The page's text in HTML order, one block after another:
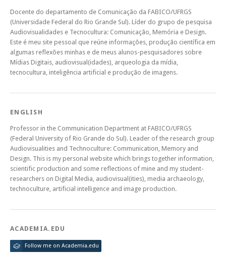
Docente do departamento de Comunicação da FABICO/UFRGS
(Universidade Federal do Rio Grande Sul). Líder do grupo de pesquisa
Audiovisualidades e Tecnocultura: Comunicação, Memória e Design.
Este é meu site pessoal que reúne informações, produção científica em
algumas reflexões minhas e de meus alunos-pesquisadores sobre
Mídias Digitais, audiovisual(idades), arqueologia da mídia,
tecnocultura, inteligência artificial e produção de imagens.
ENGLISH
Professor in the Communication Department at FABICO/UFRGS
(Federal University of Rio Grande do Sul). Leader of the research group
Audiovisualities and Technoculture: Communication, Memory and
Design. This is my personal website which brings together information,
scientific production and some reflections of mine and my student-
researchers on Digital Media, audiovisual(ities), media archaeology,
technoculture, artificial intelligence and image production.
ACADEMIA.EDU
Follow me on Academia.edu